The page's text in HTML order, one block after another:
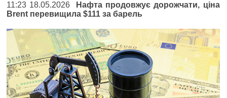
11:23 18.05.2026
Нафта продовжує дорожчати, ціна
Brent перевищила $111 за барель